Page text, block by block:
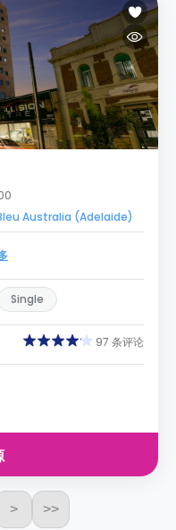
Australia (Adelaide)
Single
97 条评论
> >>